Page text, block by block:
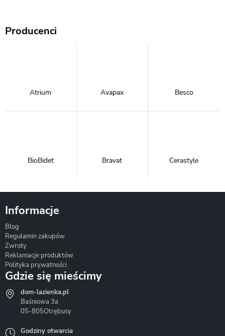
Producenci
Atrium Avapax Besco
BioBidet Bravat Cerastyle
Hydrostop
Informacje
Blog
Regulamin zakupów
Zwroty
Reklamacje produktów
Polityka prywatności
Gdzie się mieścimy
dom-lazienka.pl
Baśniowa 3a
05-805Otrębusy
Godziny otwarcia